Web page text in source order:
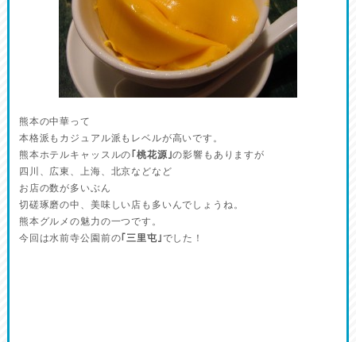
熊本の中華って
本格派もカジュアル派もレベルが高いです。
熊本ホテルキャッスルの ｢桃花源｣の影響もありますが
四川、広東、上海、北京などなど
お店の数が多いぶん
切磋琢磨の中、美味しい店も多いんでしょうね。
熊本グルメの魅力の一つです。
今回は水前寺公園前の ｢三里屯｣でした！